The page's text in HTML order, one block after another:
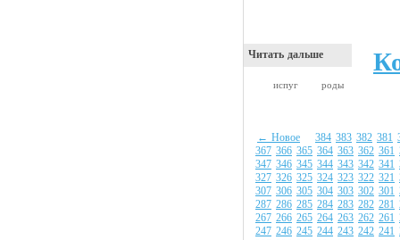
Читать дальше
испуг роды
← Новое 384 383 382 381
367 366 365 364 363 362 361
347 346 345 344 343 342 341
327 326 325 324 323 322 321
307 306 305 304 303 302 301
287 286 285 284 283 282 281
267 266 265 264 263 262 261
247 246 245 244 243 242 241